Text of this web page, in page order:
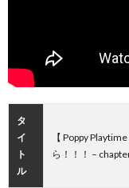
タ
イ
ト
ル
【 Poppy
ら！！！ –